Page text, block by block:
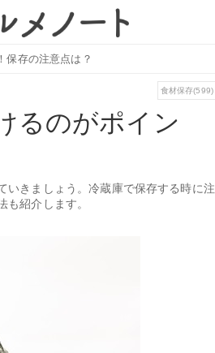
保存の注意点は？
食材保存(599)
るのがポイン
いきましょう。冷蔵庫で保存する時に注
紹介します。